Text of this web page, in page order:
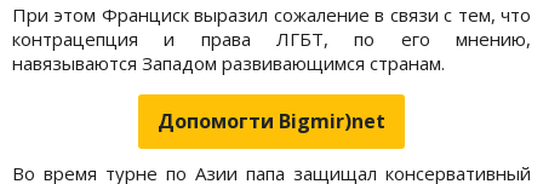
При этом Франциск выразил сожаление в связи с тем, что
контрацепция и права ЛГБТ, по его мнению,
навязываются Западом развивающимся странам.
Допомогти Bigmir)net
Во время турне по Азии папа защищал консервативный